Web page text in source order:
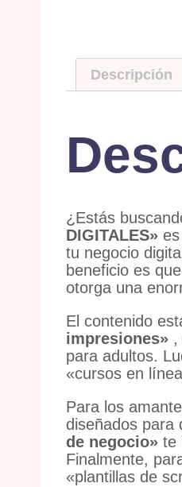
Descripción
¿Estás
DIGITALES»
tu negocio
beneficio es
otorga una
El contenido
impresiones»
para adultos.
«cursos en
Para los
diseñados para
de negocio» te
Finalmente,
«plantillas de